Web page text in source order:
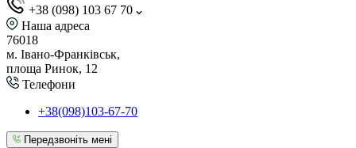
+38 (098) 103 67 70
Наша адреса
76018
м. Івано-Франківськ,
площа Ринок, 12
Телефони
+38(098)103-67-70
Передзвоніть мені